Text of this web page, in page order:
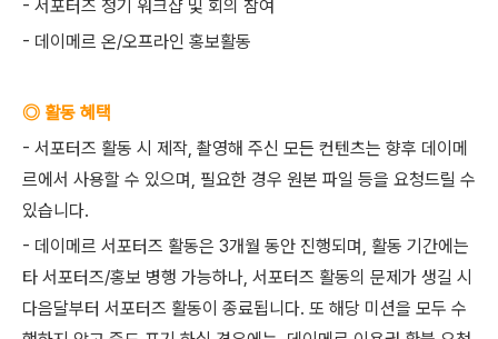
- 서포터즈 정기 워크샵 및 회의 참여
- 데이메르 온/오프라인 홍보활동
◎ 활동 혜택
- 서포터즈 활동 시 제작, 촬영해 주신 모든 컨텐츠는 향후 데이메
르에서 사용할 수 있으며, 필요한 경우 원본 파일 등을 요청드릴 수
있습니다.
- 데이메르 서포터즈 활동은 3개월 동안 진행되며, 활동 기간에는
타 서포터즈/홍보 병행 가능하나, 서포터즈 활동의 문제가 생길 시
다음달부터 서포터즈 활동이 종료됩니다. 또 해당 미션을 모두 수